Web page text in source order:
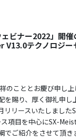
ェビナー2022」開
V13.0テクノロジー
のこととお慶び申し上
賜り、厚く御礼申し
リリースいたしました
項目を中心にSX-
でご紹介をさせて頂き